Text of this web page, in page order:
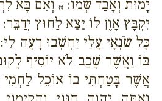
יָמוּת וְאָבַד שְׁמוֹ:
{ז}
וְאִם בָּא
יִקְבָּץ אָוֶן לוֹ יֵצֵא לַחוּץ יְדַבֵּר:
כָּל שֹׂנְאָי עָלַי יַחְשְׁבוּ רָעָה לִי:
בּוֹ וַאֲשֶׁר שָׁכַב לֹא יוֹסִיף
אֲשֶׁר בָּטַחְתִּי בוֹ אוֹכֵל לַחְמִי